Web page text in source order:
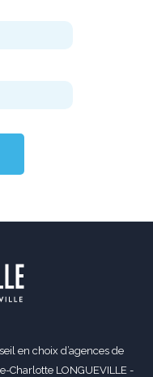
en choix d’agences de
Charlotte LONGUEVILLE -